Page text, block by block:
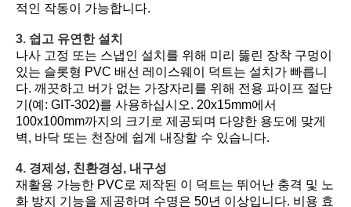
적인 작동이 가능합니다.
3. 쉽고 유연한 설치
나사 고정 또는 스냅인 설치를 위해 미리 뚫린 장착 구멍이
있는 슬롯형 PVC 배선 레이스웨이 덕트는 설치가 빠릅니
다. 깨끗하고 버가 없는 가장자리를 위해 전용 파이프 절단
기(예: GIT-302)를 사용하십시오. 20x15mm에서
100x100mm까지의 크기로 제공되며 다양한 용도에 맞게
벽, 바닥 또는 천장에 쉽게 내장할 수 있습니다.
4. 경제성, 친환경성, 내구성
재활용 가능한 PVC로 제작된 이 덕트는 뛰어난 충격 및 노
화 방지 기능을 제공하며 수명은 50년 이상입니다. 비용 효